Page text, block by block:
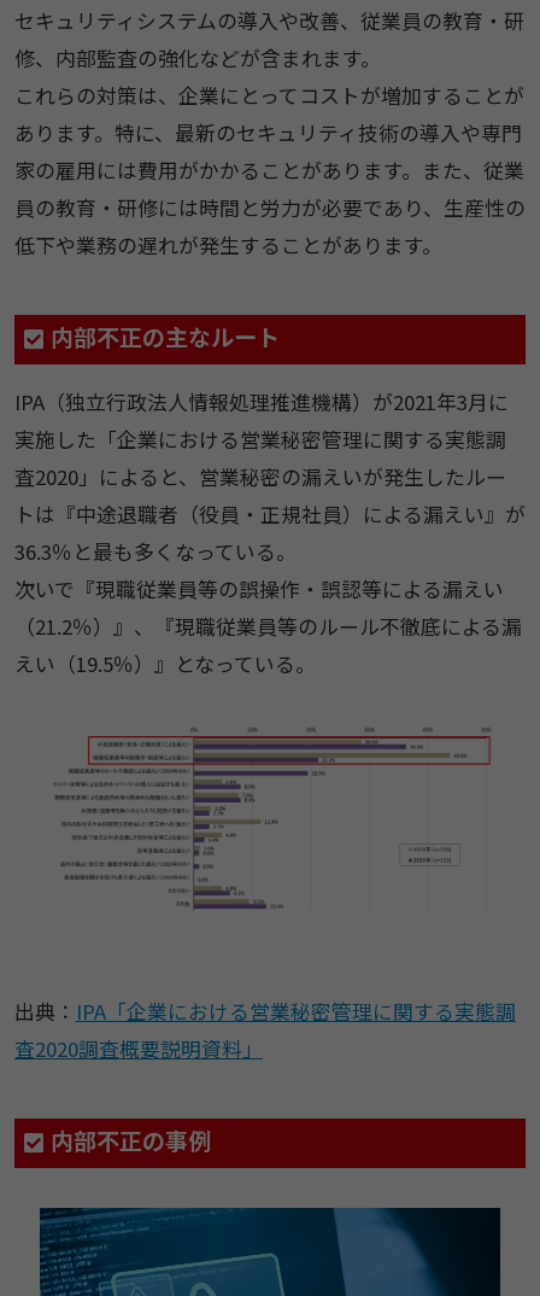
セキュリティシステムの導入や改善、従業員の教育・研
修、内部監査の強化などが含まれます。
これらの対策は、企業にとってコストが増加することが
あります。特に、最新のセキュリティ技術の導入や専門
家の雇用には費用がかかることがあります。また、従業
員の教育・研修には時間と労力が必要であり、生産性の
低下や業務の遅れが発生することがあります。
内部不正の主なルート
IPA（独立行政法人情報処理推進機構）が2021年3月に
実施した「企業における営業秘密管理に関する実態調
査2020」によると、営業秘密の漏えいが発生したルー
トは『中途退職者（役員・正規社員）による漏えい』が
36.3％と最も多くなっている。
次いで『現職従業員等の誤操作・誤認等による漏えい
（21.2％）』、『現職従業員等のルール不徹底による漏
えい（19.5％）』となっている。
出典： IPA「企業における営業秘密管理に関する実態調
査2020調査概要説明資料」
内部不正の事例